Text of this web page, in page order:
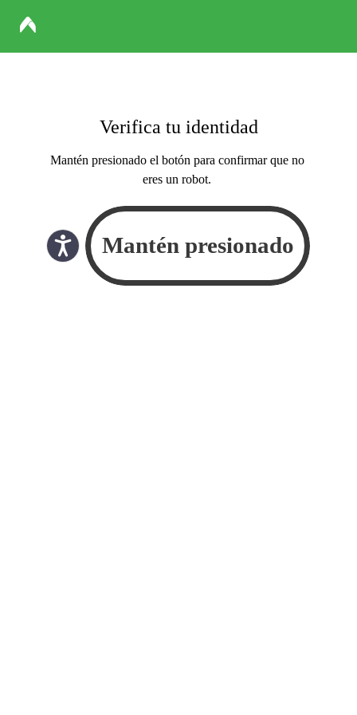
Verifica tu identidad
Mantén presionado el botón para confirmar que no
eres un robot.